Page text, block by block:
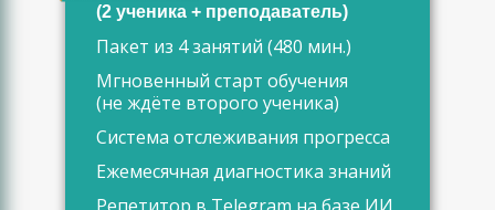
(2 ученика + преподаватель)
Пакет из 4 занятий (480 мин.)
Мгновенный старт обучения
(не ждёте второго ученика)
Система отслеживания прогресса
Ежемесячная диагностика знаний